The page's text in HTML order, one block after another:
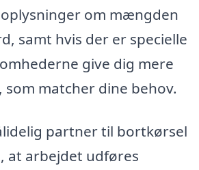
om mængden
samt hvis der er specielle
give dig mere
matcher dine behov.
partner til bortkørsel
at arbejdet udføres